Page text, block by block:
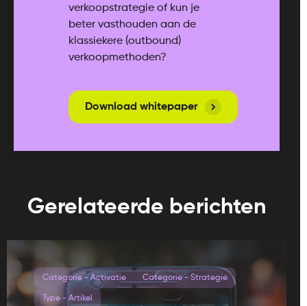
verkoopstrategie of kun je
beter vasthouden aan de
klassiekere (outbound)
verkoopmethoden?
Download whitepaper
Gerelateerde berichten
Categorie - Activatie Categorie - Strategie
Type - Artikel